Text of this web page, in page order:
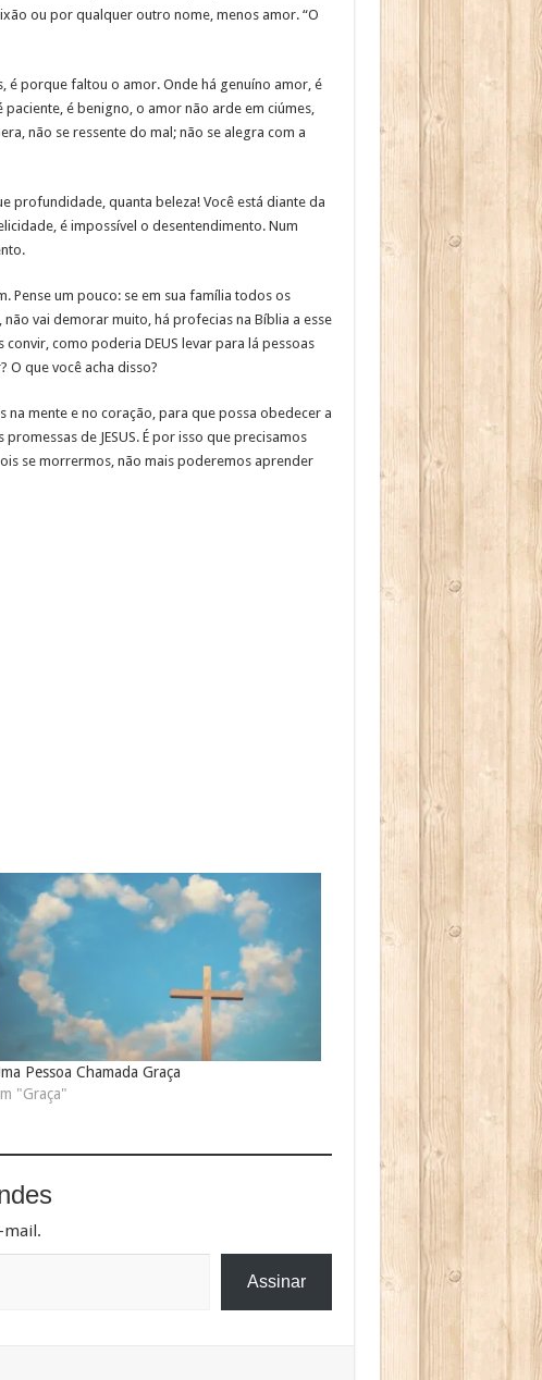
ou por qualquer outro nome, menos amor. “O
é porque faltou o amor. Onde há genuíno amor, é
é benigno, o amor não arde em ciúmes,
não se ressente do mal; não se alegra com a
profundidade, quanta beleza! Você está diante da
é impossível o desentendimento. Num
Pense um pouco: se em sua família todos os
não vai demorar muito, há profecias na Bíblia a esse
como poderia DEUS levar para lá pessoas
O que você acha disso?
na mente e no coração, para que possa obedecer a
de JESUS. É por isso que precisamos
se morrermos, não mais poderemos aprender
Pessoa Chamada Graça
"Graça"
mail.
Assinar